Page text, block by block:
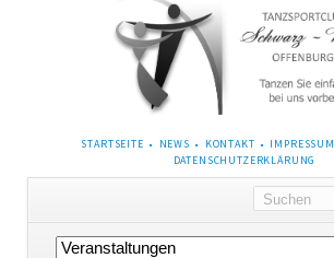
NAVIGATION
STARTSEITE NEWS KONTAKT IMPRESSUM
DATENSCHUTZERKLÄRUNG
Navigation